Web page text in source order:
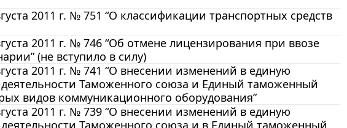
2011 г. № 751 “О классификации транспортных средств
2011 г. № 746 “Об отмене лицензирования при ввозе
(не вступило в силу)
2011 г. № 741 “О внесении изменений в единую
Таможенного союза и Единый таможенный
видов коммуникационного оборудования”
2011 г. № 739 “О внесении изменений в единую
Таможенного союза и в Единый таможенный